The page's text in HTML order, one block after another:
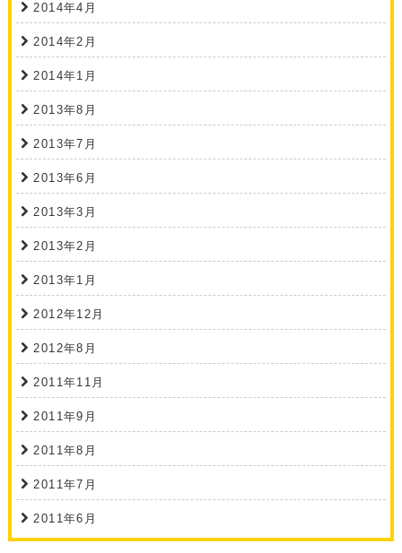
2014年4月
2014年2月
2014年1月
2013年8月
2013年7月
2013年6月
2013年3月
2013年2月
2013年1月
2012年12月
2012年8月
2011年11月
2011年9月
2011年8月
2011年7月
2011年6月